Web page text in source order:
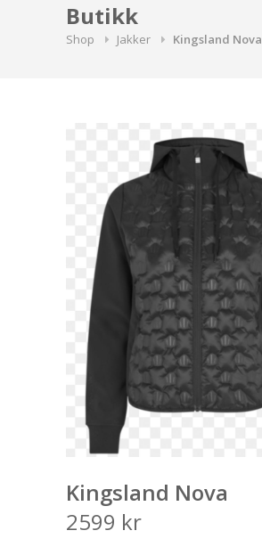
Butikk
Shop Jakker Kingsland Nova
Kingsland Nova
2599 kr